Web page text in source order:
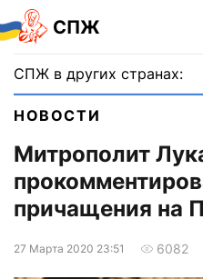
СПЖ
СПЖ в других странах:
НОВОСТИ
Митрополит
причащения на
27 Марта 2020 23:51 6082